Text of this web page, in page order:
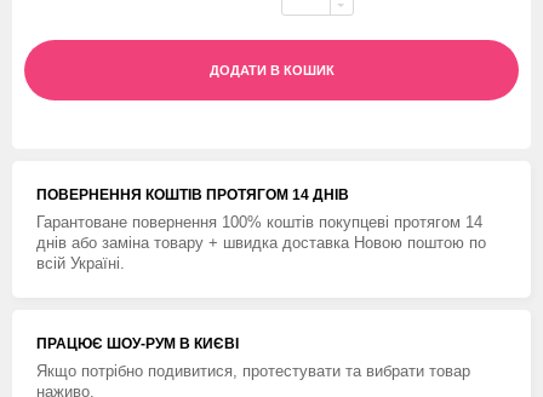
ДОДАТИ В КОШИК
ПОВЕРНЕННЯ КОШТIВ ПРОТЯГОМ 14 ДНIВ
Гарантоване повернення 100% коштів покупцеві протягом 14
днів або заміна товару + швидка доставка Новою поштою по
всій Україні.
ПРАЦЮЄ ШОУ-РУМ В КИЄВІ
Якщо потрібно подивитися, протестувати та вибрати товар
наживо.